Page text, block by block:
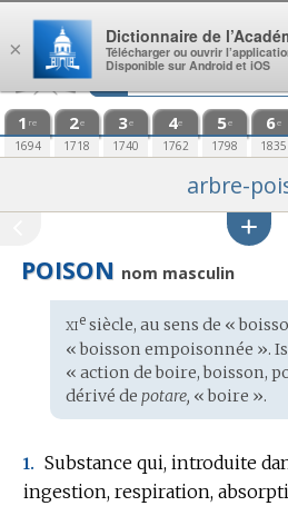
Aller au contenu
1 re
1694
2e
1718
3e
1740
4e
1762
5e
1798
6e
1835
arbre-
POISON nom masculin
Étymologie
:
xiesiècle, au sens de «
« boisson empoisonnée ».
« action de boire, boisson,
dérivé de potare, « boire ».
1. Substance qui, introduite
ingestion, respiration,
×
Dictionnaire de
Télécharger ou ouvrir
Disponible sur Android et iOS